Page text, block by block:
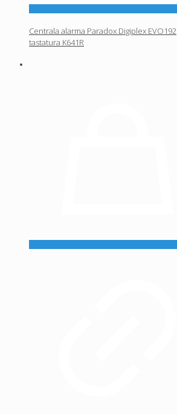
Centrala alarma Paradox Digiplex EVO192
tastatura K641R